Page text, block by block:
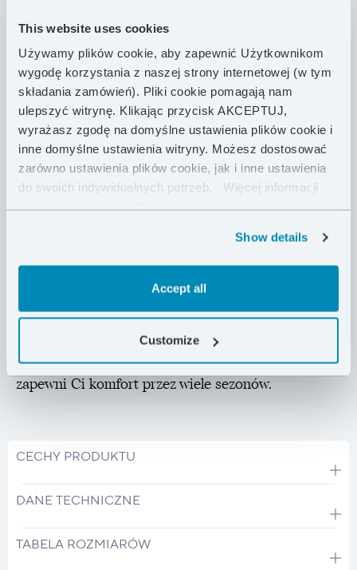
This website uses cookies
Używamy plików cookie, aby zapewnić Użytkownikom
wygodę korzystania z naszej strony internetowej (w tym
składania zamówień). Pliki cookie pomagają nam
ulepszyć witrynę. Klikając przycisk AKCEPTUJ,
wyrażasz zgodę na domyślne ustawienia plików cookie i
inne domyślne ustawienia witryny. Możesz dostosować
zarówno ustawienia plików cookie, jak i inne ustawienia
do swoich indywidualnych potrzeb.
Więcej informacji
znajdziesz w naszejPolityce Prywatności .
Show details
Accept all
Customize
pozyskiwanym polskim puchem zapewni Ci komfort i
ochroni przed chłodem.
Codzienne użytkowanie kurtki jest bardzo przyjemne
dzięki wygodnemu, obszernemu kapturowi oraz
miękkim, elastycznym mankietom. 94 g puchu o
sprężystości 850 FP gwarantuje natomiast ochronę
przed chłodem po zakończeniu długiej wycieczki lub
intensywnego treningu. Zastosowana tkanina Pertex®
izolowane kieszonki zewnętrzne, ochronią dłonie
na piersi dyskretnie pomieści portfel lub klucze.
Regeneracja po zakończeniu kolejnego etapu
hikingu w dolinie, codzienne przemieszczanie się po
miejskiej dżungli: w każdym przypadku Incredilite
zapewni Ci komfort przez wiele sezonów.
CECHY PRODUKTU
DANE TECHNICZNE
TABELA ROZMIARÓW